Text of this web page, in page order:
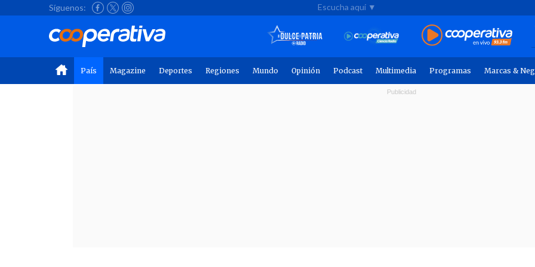
Síguenos: Escucha aquí ▼
País Magazine Deportes Regiones Mundo Opinión Podcast Multimedia Programas Marcas &